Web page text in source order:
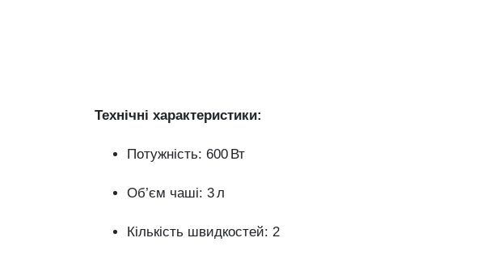
Технічні характеристики:
Потужність: 600 Вт
Об’єм чаші: 3 л
Кількість швидкостей: 2